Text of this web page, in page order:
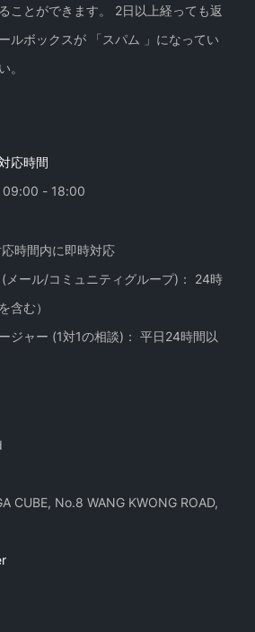
ことができます。 2日以上経っても返
ルボックスが 「スパム 」になってい
。
応時間
09:00 - 18:00
時間内に即時対応
メール/コミュニティグループ)： 24時
含む）
ジャー (1対1の相談)： 平日24時間以
CUBE, No.8 WANG KWONG ROAD,